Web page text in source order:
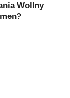
Wollny